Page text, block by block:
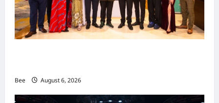
n
Bee August 6, 2026